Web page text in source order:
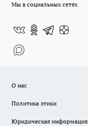
Мы в социальных сетях
О нас
Политика этики
Юридическая информация